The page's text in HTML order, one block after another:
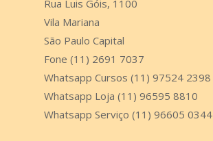
Rua Luis Góis, 1100
Vila Mariana
São Paulo Capital
Fone (11) 2691 7037
Whatsapp Cursos (11) 97524 2398
Whatsapp Loja (11) 96595 8810
Whatsapp Serviço (11) 96605 0344